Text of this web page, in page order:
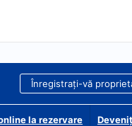
Înregistrați-vă
la rezervare